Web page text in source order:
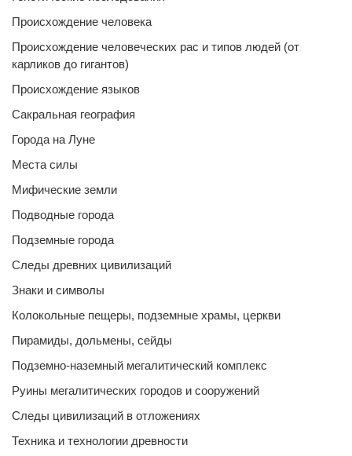
Происхождение человека
Происхождение человеческих рас и типов людей (от
карликов до гигантов)
Происхождение языков
Сакральная география
Города на Луне
Места силы
Мифические земли
Подводные города
Подземные города
Следы древних цивилизаций
Знаки и символы
Колокольные пещеры, подземные храмы, церкви
Пирамиды, дольмены, сейды
Подземно-наземный мегалитический комплекс
Руины мегалитических городов и сооружений
Следы цивилизаций в отложениях
Техника и технологии древности